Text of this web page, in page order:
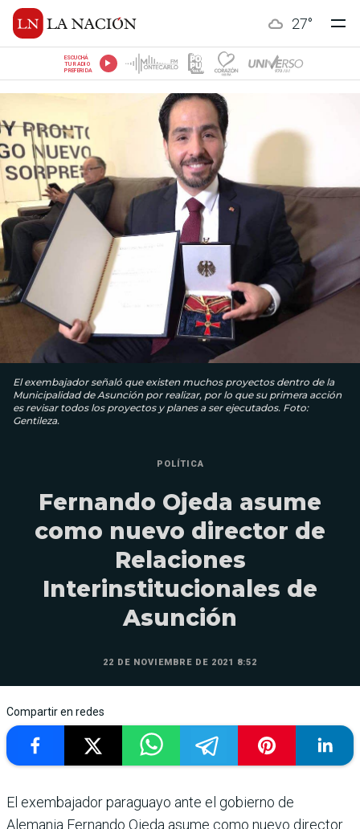
27°
ESCUCHÁ
TU RADIO
PREFERIDA
El exembajador señaló que existen muchos proyectos dentro de la
Municipalidad de Asunción por realizar, por lo que su primera acción
es revisar todos los proyectos y planes a ser ejecutados. Foto:
Gentileza.
POLÍTICA
Fernando Ojeda asume
como nuevo director de
Relaciones
Interinstitucionales de
Asunción
22 DE NOVIEMBRE DE 2021 8:52
Compartir en redes
El exembajador paraguayo ante el gobierno de
Alemania Fernando Ojeda asume como nuevo director